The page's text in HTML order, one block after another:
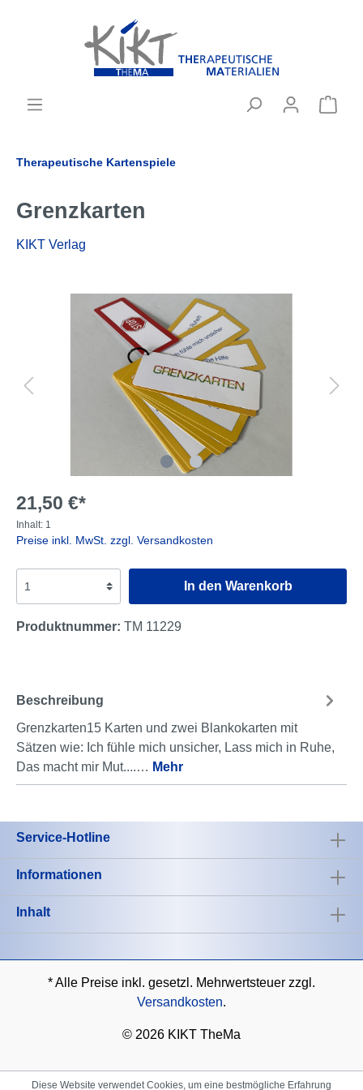
Therapeutische Kartenspiele
Grenzkarten
KIKT Verlag
21,50 €*
Inhalt: 1
Preise inkl. MwSt. zzgl. Versandkosten
In den Warenkorb
Produktnummer: TM 11229
Beschreibung
Grenzkarten15 Karten und zwei Blankokarten mit
Sätzen wie: Ich fühle mich unsicher, Lass mich in Ruhe,
Das macht mir Mut....… Mehr
Service-Hotline
Informationen
Inhalt
* Alle Preise inkl. gesetzl. Mehrwertsteuer zzgl.
Versandkosten.
© 2026 KIKT TheMa
Diese Website verwendet Cookies, um eine bestmögliche Erfahrung